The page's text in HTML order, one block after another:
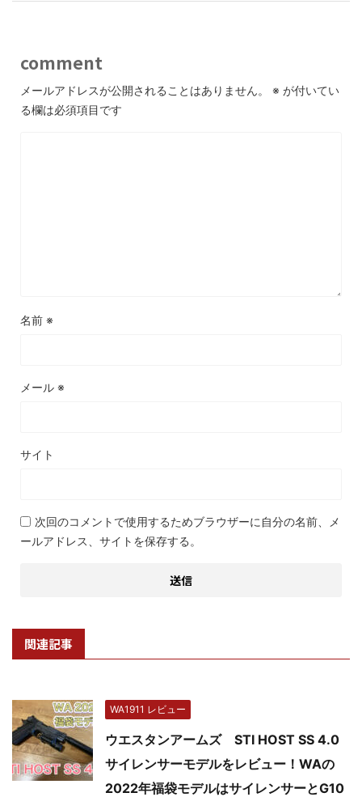
comment
メールアドレスが公開されることはありません。 ※ が付いてい
る欄は必須項目です
名前 ※
メール ※
サイト
次回のコメントで使用するためブラウザーに自分の名前、メ
ールアドレス、サイトを保存する。
関連記事
WA1911 レビュー
ウエスタンアームズ STI HOST SS 4.0
サイレンサーモデルをレビュー！WAの
2022年福袋モデルはサイレンサーとG10